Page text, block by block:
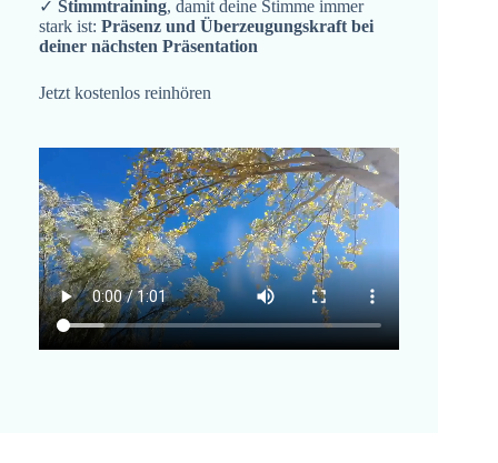
✓ Stimmtraining, damit deine Stimme immer
stark ist: Präsenz und Überzeugungskraft bei
deiner nächsten Präsentation
Jetzt kostenlos reinhören